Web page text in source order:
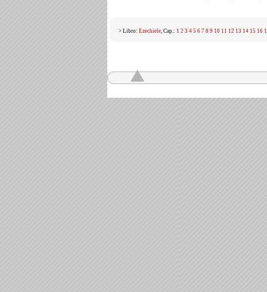
> Libro: Ezechiele, Cap.: 1 2 3 4 5 6 7 8 9 10 11 12 13 14 15 16